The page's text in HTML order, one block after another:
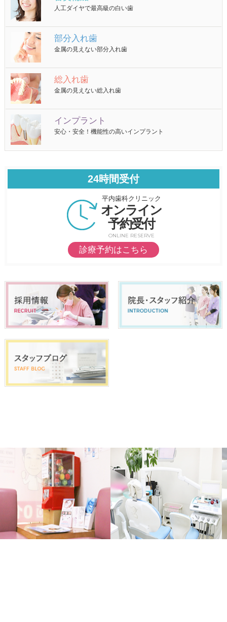
人工ダイヤで最高級の白い歯
部分入れ歯
金属の見えない部分入れ歯
総入れ歯
金属の見えない総入れ歯
インプラント
安心・安全！機能性の高いインプラント
24時間受付
平内歯科クリニック
オンライン
予約受付
ONLINE RESERVE
診療予約はこちら